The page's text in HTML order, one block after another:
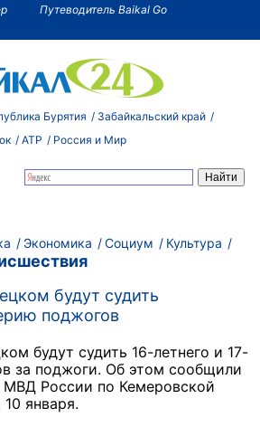
Путеводитель Baikal Go
Бурятия Забайкальский край
АТР Россия и Мир
Экономика Социум
Культура
будут судить
поджогов
будут судить 16-летнего и 17-
за поджоги. Об этом сообщили
МВД России по Кемеровской
января.